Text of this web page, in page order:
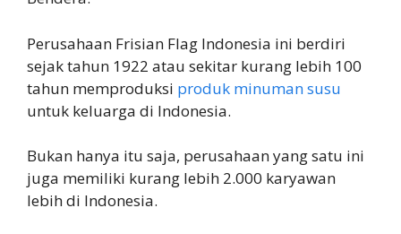
Perusahaan Frisian Flag Indonesia ini berdiri
sejak tahun 1922 atau sekitar kurang lebih 100
tahun memproduksi produk minuman susu
untuk keluarga di Indonesia.
Bukan hanya itu saja, perusahaan yang satu ini
juga memiliki kurang lebih 2.000 karyawan
lebih di Indonesia.